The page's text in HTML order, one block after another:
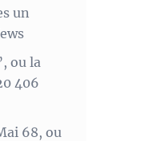
un
ou la
406
68, ou